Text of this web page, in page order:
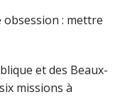
: mettre
et des Beaux-
missions à